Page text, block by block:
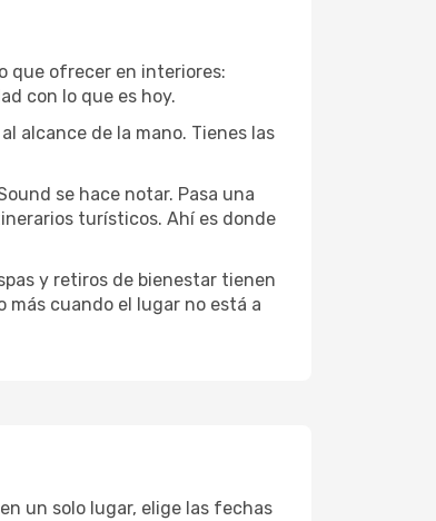
que ofrecer en interiores:
con lo que es hoy.
alcance de la mano. Tienes las
se hace notar. Pasa una
turísticos. Ahí es donde
y retiros de bienestar tienen
más cuando el lugar no está a
un solo lugar, elige las fechas